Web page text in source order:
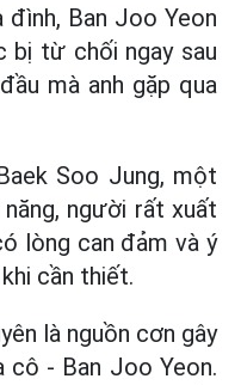
đình, Ban Joo Yeon
từ chối ngay sau
mà anh gặp qua
Soo Jung, một
người rất xuất
lòng can đảm và ý
cần thiết.
là nguồn cơn gây
cô - Ban Joo Yeon.